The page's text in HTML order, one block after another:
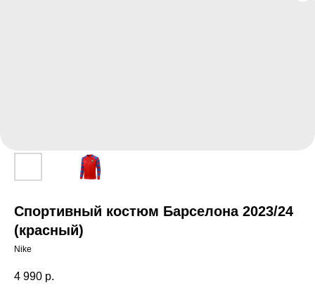
Спортивный костюм Барселона 2023/24
(красный)
Nike
4 990 р.